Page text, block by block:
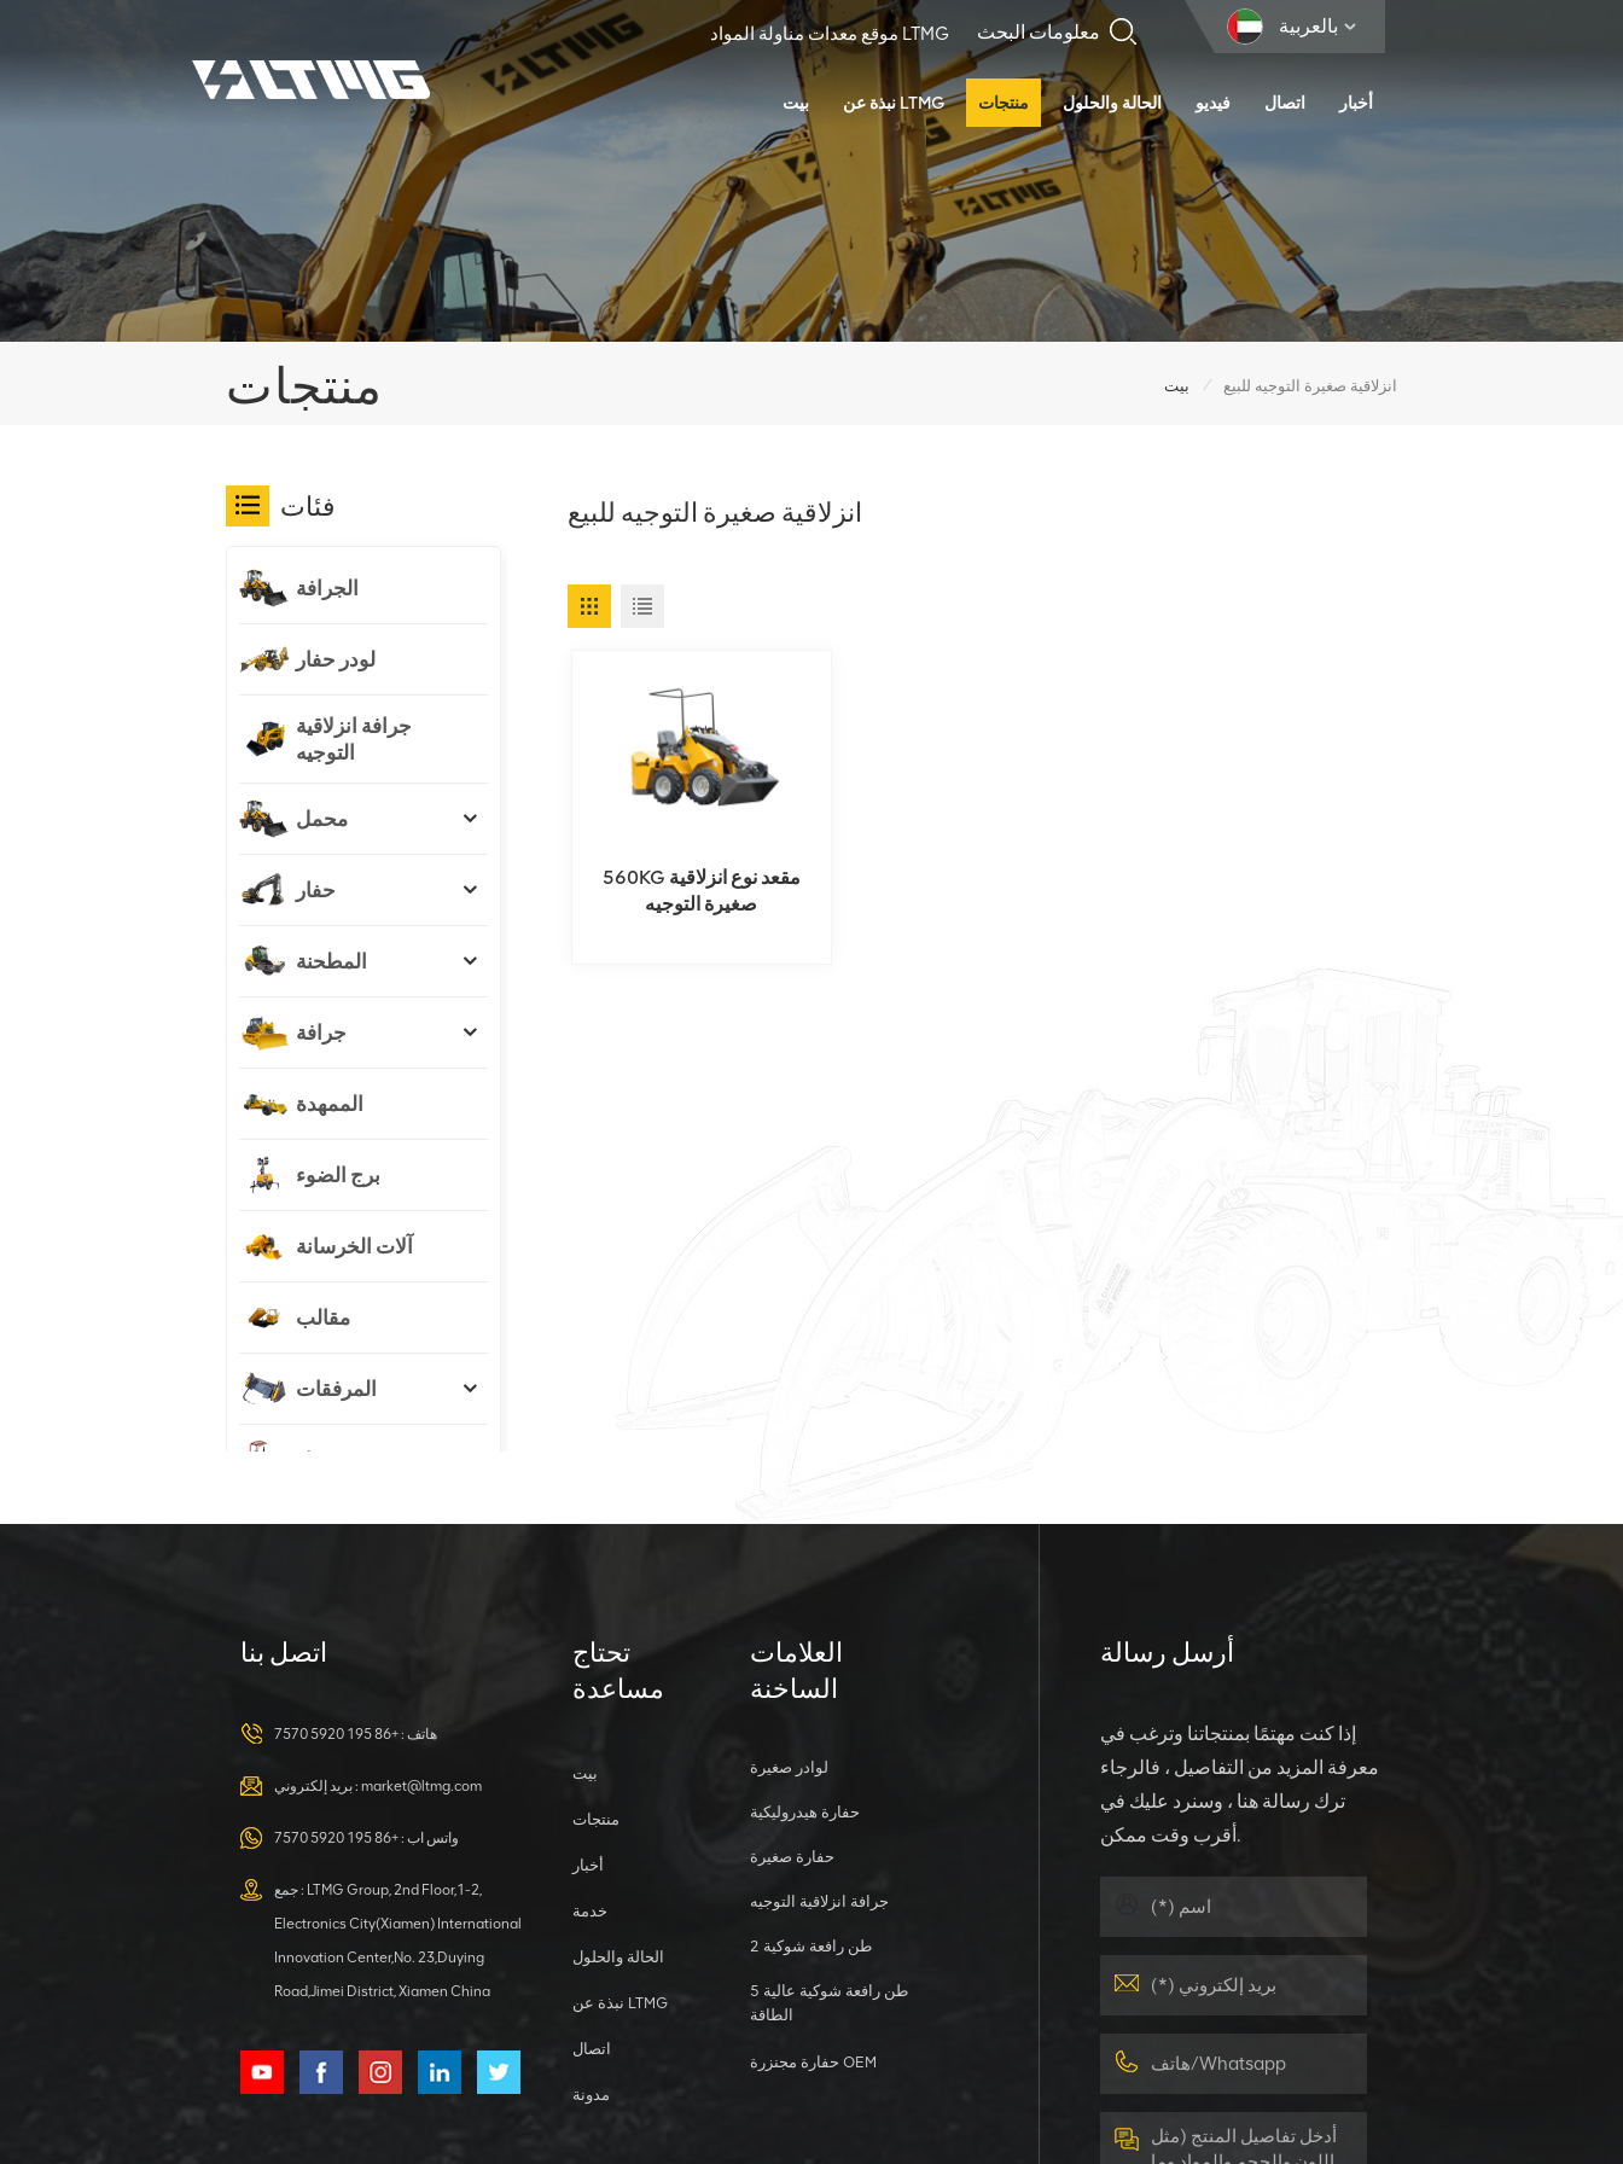
بالعربية موقع معدات مناولة المواد LTMG
بيت نبذة عن LTMG منتجات الحالة والحلول فيديو اتصال أخبار
منتجات بيت / انزلاقية صغيرة التوجيه للبيع
انزلاقية صغيرة التوجيه للبيع
560KG مقعد نوع انزلاقية
صغيرة التوجيه
فئات
الجرافة
لودر حفار
جرافة انزلاقية
التوجيه
محمل
حفار
المطحنة
جرافة
الممهدة
برج الضوء
آلات الخرسانة
مقالب
المرفقات
جرار
عرض التفاصيل
سعة 40 طنًا مع
عرض التفاصيل
اتصل بنا
هاتف :+86 195 5920 7570
بريد إلكتروني : market@ltmg.com
واتس اب :+86 195 5920 7570
جمع : LTMG Group, 2nd Floor,1-2,
Electronics City(Xiamen) International
Innovation Center,No. 23,Duying
Road,Jimei District, Xiamen China
تحتاج
مساعدة
بيت
منتجات
أخبار
خدمة
الحالة والحلول
نبذة عن LTMG
اتصال
مدونة
العلامات
الساخنة
لوادر صغيرة
حفارة هيدروليكية
حفارة صغيرة
جرافة انزلاقية التوجيه
2 طن رافعة شوكية
5 طن رافعة شوكية عالية
الطاقة
حفارة مجنزرة OEM
أرسل رسالة
إذا كنت مهتمًا بمنتجاتنا وترغب في
معرفة المزيد من التفاصيل ، فالرجاء
ترك رسالة هنا ، وسنرد عليك في
أقرب وقت ممكن.